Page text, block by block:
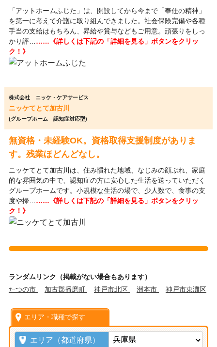
「アットホームふじた」は、開設してから今まで「奉仕の精神」
を第一に考えて介護に取り組んできました。社会保険完備や各種
手当の支給はもちろん、昇給や賞与などもご用意。頑張りをしっ
かり評… ……《詳しくは下記の「詳細を見る」ボタンをクリッ
ク！》
株式会社 ニッケ・ケアサービス
ニッケてとて加古川
(グループホーム 認知症対応型)
無資格・未経験OK。資格取得支援制度がありま
す。残業ほどんどなし。
ニッケてとて加古川は、住み慣れた地域、なじみの顔ぶれ、家庭
的な雰囲気の中で、認知症の方に安心した生活を送っていただく
グループホームです。小規模な生活の場で、少人数で、食事の支
度や掃… ……《詳しくは下記の「詳細を見る」ボタンをクリッ
ク！》
ランダムリンク（掲載がない場合もあります）
たつの市
加古郡播磨町 神戸市北区 洲本市 神戸市東灘区
エリア・職種で探す
エリア（都道府県）